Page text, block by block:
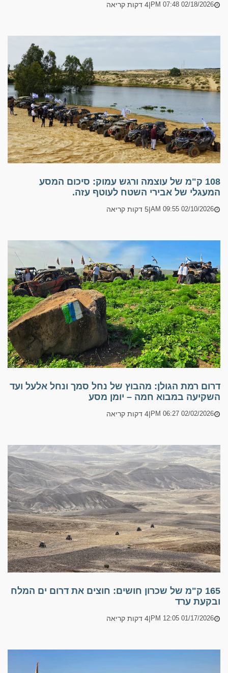
02/18/2026 07:48 PM
|4 דקות קריאה
108 ק"מ של עוצמה ורגש עמוק: סיכום המסע
המעגלי של אבירי השטח לעוטף עזה.
02/10/2026 09:55 AM
|5 דקות קריאה
דרום רמת הגולן: מהבוץ של נחל סמך ונחל אלעל ועד
השקיעה במבוא חמה – יומן מסע
02/02/2026 06:27 PM
|4 דקות קריאה
165 ק"מ של שכרון חושים: חוצים את דרום ים המלח
ובקעת ערד
01/17/2026 12:05 PM
|4 דקות קריאה